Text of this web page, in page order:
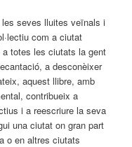
seves lluites veïnals i
com a ciutat
totes les ciutats la gent
a desconèixer
aquest llibre, amb
contribueix a
i a reescriure la seva
una ciutat on gran part
o en altres ciutats